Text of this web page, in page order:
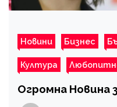
Новини Бизнес
Култура
Огромна Новина